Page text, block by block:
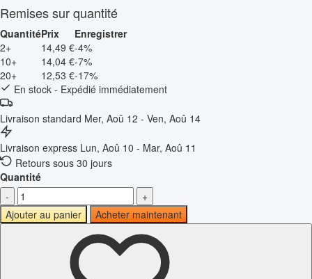
Remises sur quantité
QuantitéPrix
Enregistrer
2+
14,49 €-4%
10+
14,04 €-7%
20+
12,53 €-17%
En stock - Expédié immédiatement
Livraison standard Mer, Aoû 12 - Ven, Aoû 14
Livraison express Lun, Aoû 10 - Mar, Aoû 11
Retours sous 30 jours
Quantité
-
+
Ajouter au panier
Acheter maintenant